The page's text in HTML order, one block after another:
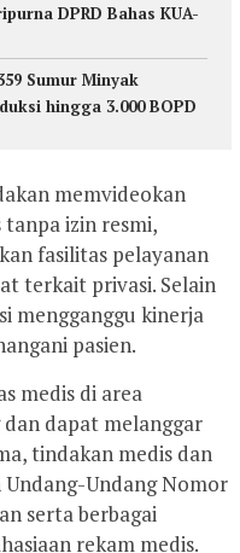
DPRD Bahas KUA-
Sumur Minyak
hingga 3.000 BOPD
memvideokan
izin resmi,
fasilitas pelayanan
terkait privasi. Selain
mengganggu kinerja
pasien.
medis di area
dapat melanggar
tindakan medis dan
Undang Nomor
serta berbagai
rekam medis.